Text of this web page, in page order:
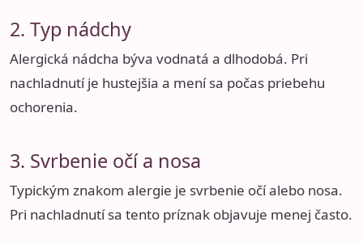
2. Typ nádchy
Alergická nádcha býva vodnatá a dlhodobá. Pri
nachladnutí je hustejšia a mení sa počas priebehu
ochorenia.
3. Svrbenie očí a nosa
Typickým znakom alergie je svrbenie očí alebo nosa.
Pri nachladnutí sa tento príznak objavuje menej často.